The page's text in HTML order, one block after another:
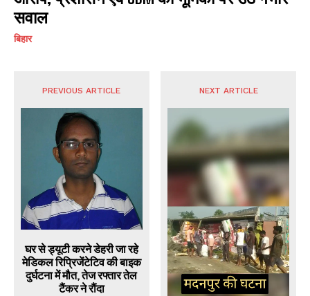
सवाल
बिहार
PREVIOUS ARTICLE
घर से ड्यूटी करने डेहरी जा रहे
मेडिकल रिप्रिजेंटेटिव की बाइक
दुर्घटना में मौत, तेज रफ्तार तेल
टैंकर ने रौंदा
NEXT ARTICLE